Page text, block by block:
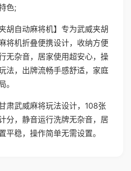
色;
胡自动麻将机】专为武威夹胡
将机折叠便携设计，收纳方便
无杂音，居家使用超安心，操
法，出牌流畅手感舒适，家庭
。
肃武威麻将玩法设计，108张
分，静音运行洗牌无杂音，居
平稳，操作简单无需设置。